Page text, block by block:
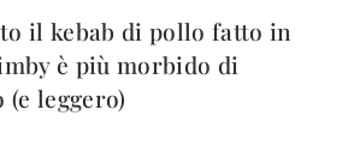
il kebab di pollo fatto in
è più morbido di
leggero)